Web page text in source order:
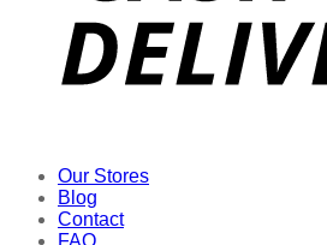
Our Stores
Blog
Contact